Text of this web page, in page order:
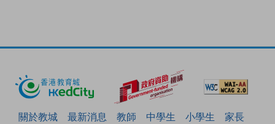
關於教城 最新消息 教師 中學生 小學生
家長